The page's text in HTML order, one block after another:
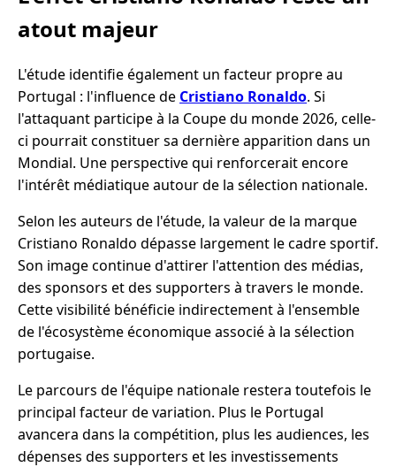
atout majeur
L'étude identifie également un facteur propre au
Portugal : l'influence de Cristiano Ronaldo. Si
l'attaquant participe à la Coupe du monde 2026, celle-
ci pourrait constituer sa dernière apparition dans un
Mondial. Une perspective qui renforcerait encore
l'intérêt médiatique autour de la sélection nationale.
Selon les auteurs de l'étude, la valeur de la marque
Cristiano Ronaldo dépasse largement le cadre sportif.
Son image continue d'attirer l'attention des médias,
des sponsors et des supporters à travers le monde.
Cette visibilité bénéficie indirectement à l'ensemble
de l'écosystème économique associé à la sélection
portugaise.
Le parcours de l'équipe nationale restera toutefois le
principal facteur de variation. Plus le Portugal
avancera dans la compétition, plus les audiences, les
dépenses des supporters et les investissements